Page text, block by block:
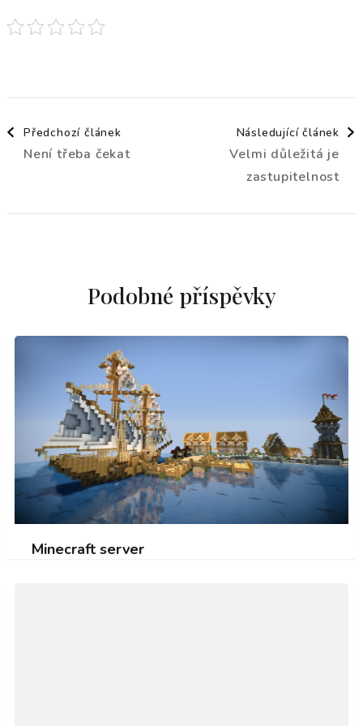
Navigace
příspěvku
Předchozí článek
Není třeba čekat
Následující článek
Velmi důležitá je
zastupitelnost
Podobné příspěvky
Minecraft server